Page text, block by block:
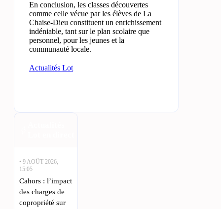
En conclusion, les classes découvertes
comme celle vécue par les élèves de La
Chaise-Dieu constituent un enrichissement
indéniable, tant sur le plan scolaire que
personnel, pour les jeunes et la
communauté locale.
Actualités Lot
• 9 AOÛT 2026,
15:05
Cahors : l’impact
des charges de
copropriété sur